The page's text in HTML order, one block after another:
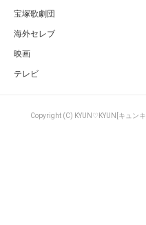
宝塚歌劇団
海外セレブ
映画
テレビ
Copyright (C) KYUN♡KYUN[キュン